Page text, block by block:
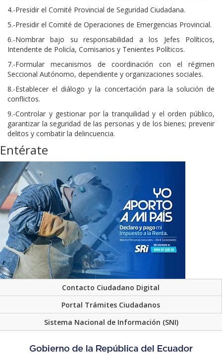
4.-Presidir el Comité Provincial de Seguridad Ciudadana.
5.-Presidir el Comité de Operaciones de Emergencias Provincial.
6.-Nombrar bajo su responsabilidad a los Jefes Políticos,
Intendente de Policía, Comisarios y Tenientes Políticos.
7.-Formular mecanismos de coordinación con el régimen
Seccional Autónomo, dependiente y organizaciones sociales.
8.-Establecer el diálogo y la concertación para la solución de
conflictos.
9.-Controlar y gestionar por la tranquilidad y el orden público,
garantizar la seguridad de las personas y de los bienes; prevenir
delitos y combatir la delincuencia.
Entérate
Contacto Ciudadano Digital
Portal Trámites Ciudadanos
Sistema Nacional de Información (SNI)